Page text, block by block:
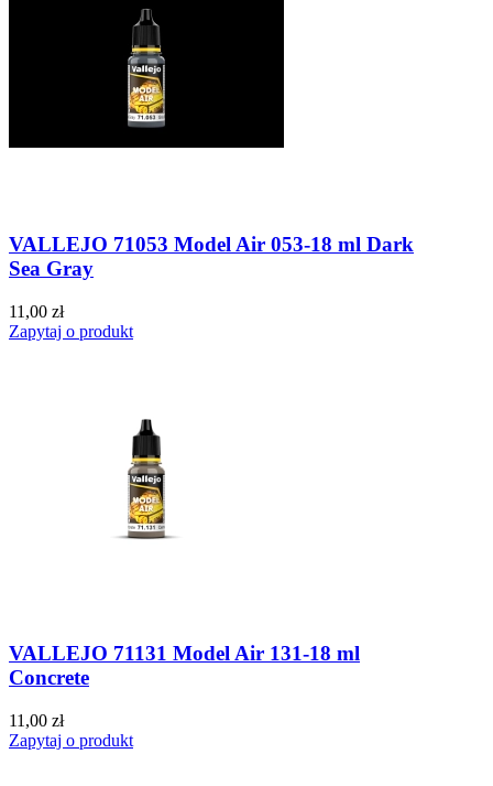
VALLEJO 71053 Model Air 053-18 ml Dark
Sea Gray
11,00 zł
Zapytaj o produkt
VALLEJO 71131 Model Air 131-18 ml
Concrete
11,00 zł
Zapytaj o produkt